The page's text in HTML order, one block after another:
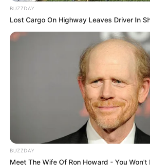
BUZZDAY
Lost Cargo On Highway Leaves Driver In
BUZZDAY
Meet The Wife Of Ron Howard - You Won't